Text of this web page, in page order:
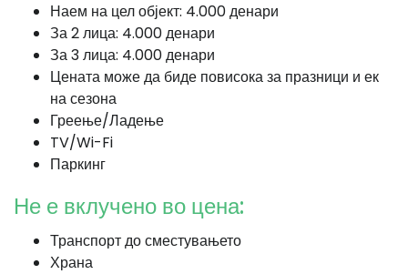
Наем на цел објект: 4.000 денари
За 2 лица: 4.000 денари
За 3 лица: 4.000 денари
Цената може да биде повисока за празници и ек
на сезона
Греење/Ладење
TV/Wi-Fi
Паркинг
Не е вклучено во цена:
Транспорт до сместувањето
Храна